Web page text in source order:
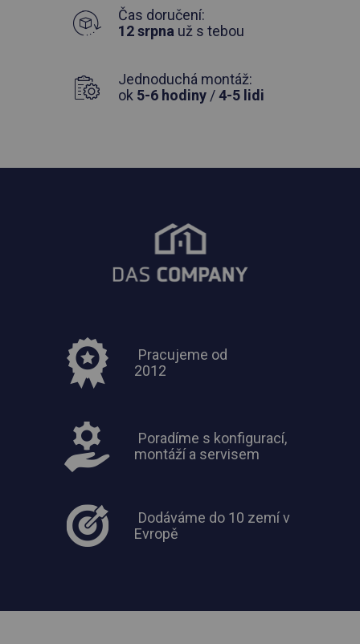
Čas doručení:
12 srpna už s tebou
Jednoduchá montáž:
ok 5-6 hodiny /4-5 lidi
Pracujeme od
2012
Poradíme s konfigurací,
montáží a servisem
Dodáváme do 10 zemí v
Evropě